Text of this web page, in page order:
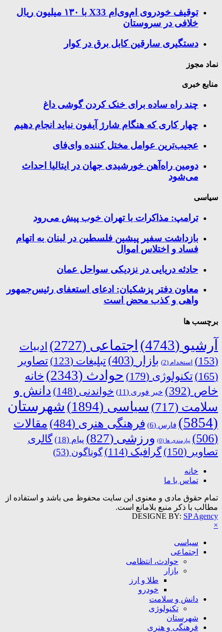
توقیف خودروی ام‌وی‌ام X33 با ۱۳۰ میلیون ریال
خلافی در سروستان
دستگیری سارقین کابل برق در کوار
نماد مجوز
منابع خبری
چند راه‌ ساده برای خنک کردن گوشی داغ
چهار کاری که هنگام شارژ آیفون نباید انجام دهیم
عجیب‌ترین عوامل مختل کننده وای‌فای
دومین راه‌آهن خورشیدی جهان در ایتالیا احداث
می‌شود
سیاسی
ترامپ: مذاکرات با تهران خوب پیش می‌رود
بازداشت سفیر پیشین فلسطین در لبنان به اتهام
فساد و اختلاس اموال
حادثه دریایی در نزدیکی سواحل عمان
معاون دفتر پزشکیان: ادعای استعفای رئیس‌جمهور
واهی و کذب محض است
برچسب ها
آرشیو (4743) اجتماعی (2727)
ادبیات
(153)
استخدام (2) بازار (403) تبلیغات (123)
تصاویر
(165)
تکنولوژی (179) حوادث (2343)
خانه
خاص (392) خبر فوری (11) خواندنی (148)
دانش و
سلامت (717) سیاسی (1894)
شهرستان
(5854)
فارس (6) فرهنگی هنری (484)
مقالات
(506)
نیازمندی ها (0) ورزشی (827) پیام (18)
گالری
تصاویر (150) گرافیک (114) گوناگون (53)
خانه
تماس با ما
تمام حقوق مادی و معنوی این سایت محفوظ می باشد و استفاده از
مطالب با ذکر منبع بلامانع است.
DESIGNE BY: SP Agency
×
سیاسی
اجتماعی
حوادث، انتظامی
بازار
طلا و ارز
خودرو
دانش و سلامت
تکنولوژی
شهرستان
فرهنگی و هنری